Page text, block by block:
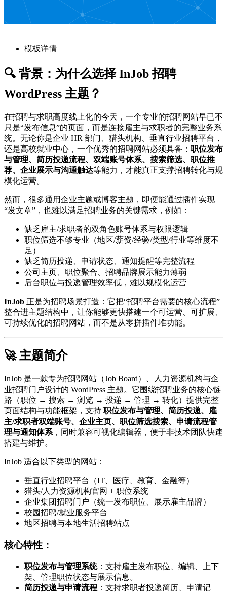
模板详情
🔍 背景：为什么选择 InJob 招聘
WordPress 主题？
在招聘与求职高度线上化的今天，一个专业的招聘网站早已不
只是“发布信息”的页面，而是连接雇主与求职者的完整业务系
统。无论你是企业 HR 部门、猎头机构、垂直行业招聘平台，
还是高校就业中心，一个优秀的招聘网站必须具备： 职位发布
与管理、简历投递流程、双端账号体系、搜索筛选、职位推
荐、企业展示与沟通触达等能力，才能真正支撑招聘转化与规
模化运营。
然而，很多通用企业主题或博客主题，即便能通过插件实现
“发文章”，也难以满足招聘业务的关键需求，例如：
缺乏雇主/求职者的双角色账号体系与权限逻辑
职位筛选不够专业（地区/薪资/经验/类型/行业等维度不
足）
缺乏简历投递、申请状态、通知提醒等完整流程
公司主页、职位聚合、招聘品牌展示能力薄弱
后台职位与投递管理效率低，难以规模化运营
InJob 正是为招聘场景打造：它把“招聘平台需要的核心流程”
整合进主题结构中，让你能够更快搭建一个可运营、可扩展、
可持续优化的招聘网站，而不是从零拼插件堆功能。
🚀 主题简介
InJob 是一款专为招聘网站（Job Board）、人力资源机构与企
业招聘门户设计的 WordPress 主题。它围绕招聘业务的核心链
路（职位 → 搜索 → 浏览 → 投递 → 管理 → 转化）提供完整
页面结构与功能框架，支持 职位发布与管理、简历投递、雇
主/求职者双端账号、企业主页、职位筛选搜索、申请流程管
理与通知体系 ，同时兼容可视化编辑器，便于非技术团队快速
搭建与维护。
InJob 适合以下类型的网站：
垂直行业招聘平台（IT、医疗、教育、金融等）
猎头/人力资源机构官网 + 职位系统
企业集团招聘门户（统一发布职位、展示雇主品牌）
校园招聘/就业服务平台
地区招聘与本地生活招聘站点
核心特性：
职位发布与管理系统：支持雇主发布职位、编辑、上下
架、管理职位状态与展示信息。
简历投递与申请流程 ：支持求职者投递简历、申请记